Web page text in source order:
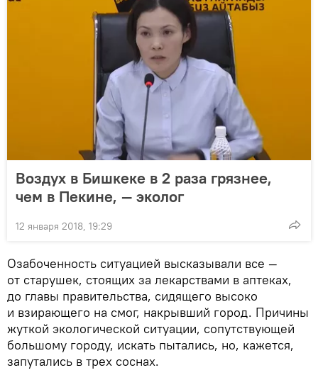
Воздух в Бишкеке в 2 раза грязнее,
чем в Пекине, — эколог
12 января 2018, 19:29
Озабоченность ситуацией высказывали все —
от старушек, стоящих за лекарствами в аптеках,
до главы правительства, сидящего высоко
и взирающего на смог, накрывший город. Причины
жуткой экологической ситуации, сопутствующей
большому городу, искать пытались, но, кажется,
запутались в трех соснах.